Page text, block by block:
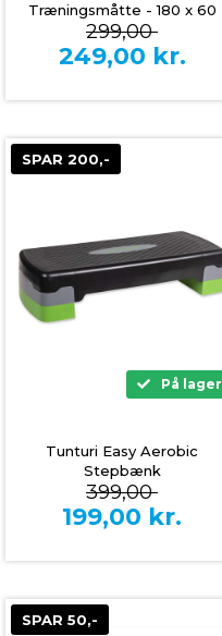
Træningsmåtte - 180 x 60
cm
299,00
249,00 kr.
SPAR 200,-
På lager
Tunturi Easy Aerobic
Stepbænk
399,00
199,00 kr.
SPAR 50,-